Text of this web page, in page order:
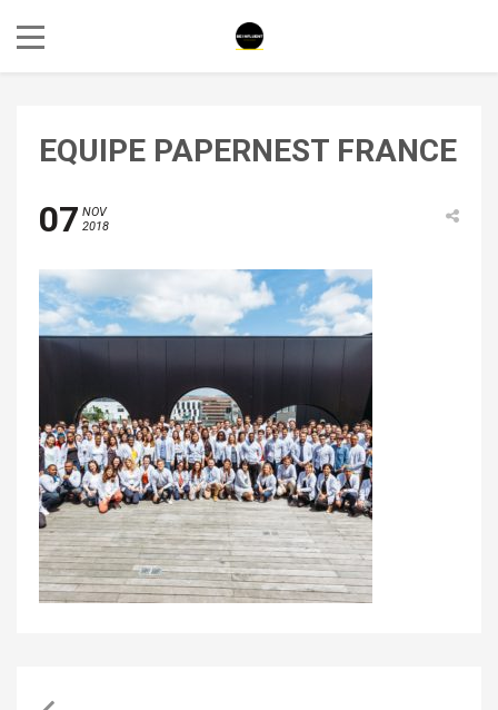
EQUIPE PAPERNEST FRANCE
07 NOV
2018